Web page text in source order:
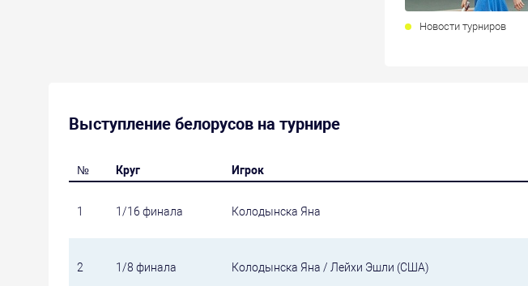
Новости турниров
Выступление белорусов на турнире
№ Круг Игрок
1 1/16 финала Колодынска Яна
2 1/8 финала Колодынска Яна / Лейхи Эшли (США)